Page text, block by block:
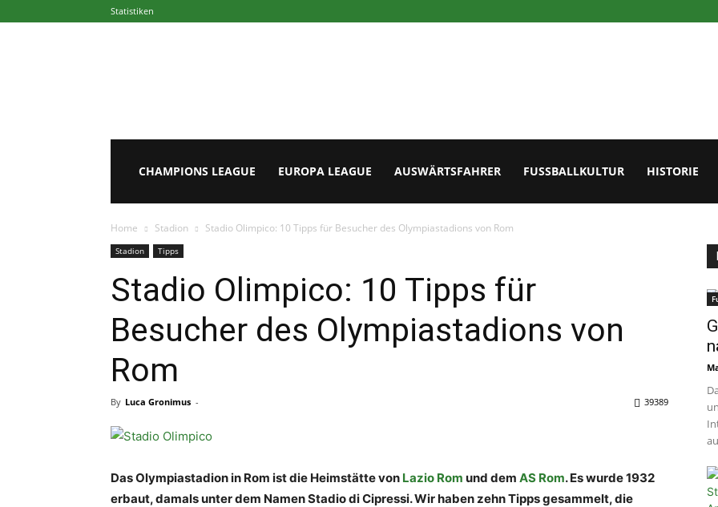
Statistiken
CHAMPIONS LEAGUE EUROPA LEAGUE AUSWÄRTSFAHRER FUSSBALLKULTUR HISTORIE
Home Stadion Stadio Olimpico: 10 Tipps für Besucher des Olympiastadions von Rom
Stadion Tipps
Stadio Olimpico: 10 Tipps für
Besucher des Olympiastadions von
Rom
By Luca Gronimus - 39389
Das Olympiastadion in Rom ist die Heimstätte von Lazio Rom und dem AS Rom. Es wurde 1932
erbaut, damals unter dem Namen Stadio di Cipressi. Wir haben zehn Tipps gesammelt, die